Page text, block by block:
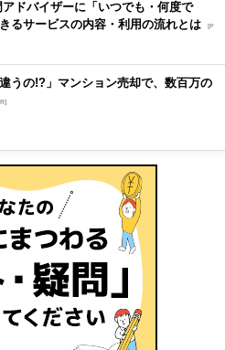
ドバイザーに「いつでも・何度で
るサービスの内容・利用の流れとは [P
うの!?」マンション売却で、数百万の